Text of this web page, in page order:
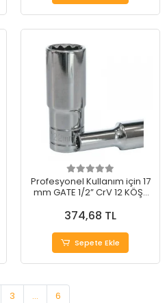
Profesyonel Kullanım için 17
mm GATE 1/2” CrV 12 KÖŞE
374,68 TL
Sepete Ekle
3 ... 6